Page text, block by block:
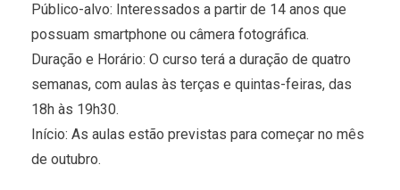
Público-alvo: Interessados a partir de 14 anos que
possuam smartphone ou câmera fotográfica.
Duração e Horário: O curso terá a duração de quatro
semanas, com aulas às terças e quintas-feiras, das
18h às 19h30.
Início: As aulas estão previstas para começar no mês
de outubro.